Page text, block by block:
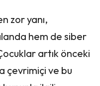
zor yanı,
hem de siber
artık önceki
çevrimiçi ve bu